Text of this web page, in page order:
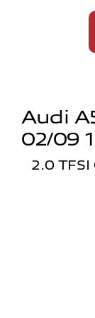
Audi
02/09
2.0 TFSI